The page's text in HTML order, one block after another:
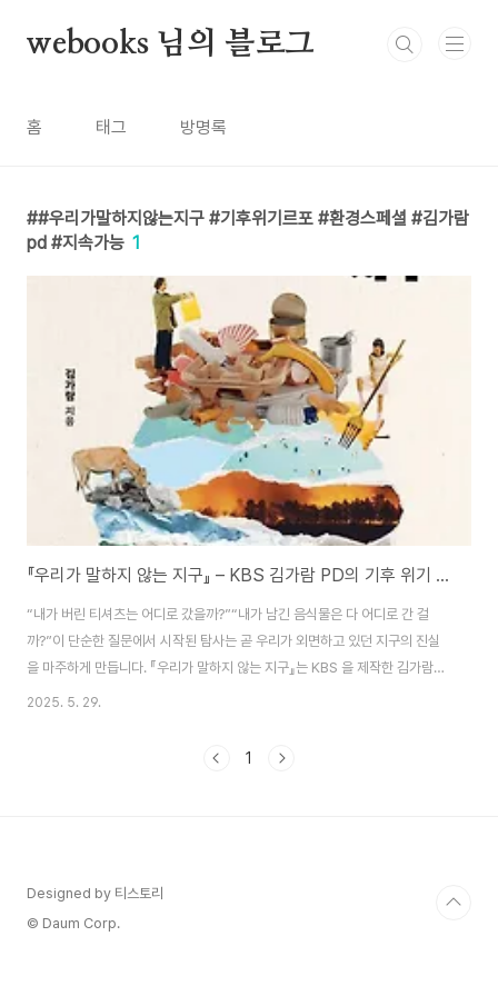
webooks 님의 블로그
홈 태그 방명록
#우리가말하지않는지구 #기후위기르포 #환경스페셜 #김가람
pd #지속가능 1
『우리가 말하지 않는 지구』 – KBS 김가람 PD의 기후 위기 르포
“내가 버린 티셔츠는 어디로 갔을까?”“내가 남긴 음식물은 다 어디로 간 걸
까?”이 단순한 질문에서 시작된 탐사는 곧 우리가 외면하고 있던 지구의 진실
을 마주하게 만듭니다. 『우리가 말하지 않는 지구』는 KBS 을 제작한 김가람
PD가 기후 위기의 현장을 직접 발로 뛰며 기록한 르포르타주입니다.📚 책 소
해프닝이 아니라, 가나 중고의류 시장 근처에서 실제로 촬영된 장면이었습니
2025. 5. 29.
1
Designed by 티스토리
© Daum Corp.